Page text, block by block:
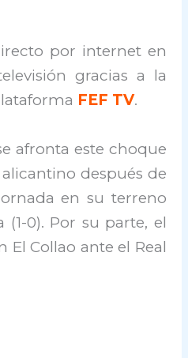
por internet en
gracias a la
FEF TV.
afronta este choque
después de
en su terreno
0). Por su parte, el
El Collao ante el Real